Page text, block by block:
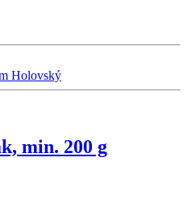
Holovský
min. 200 g